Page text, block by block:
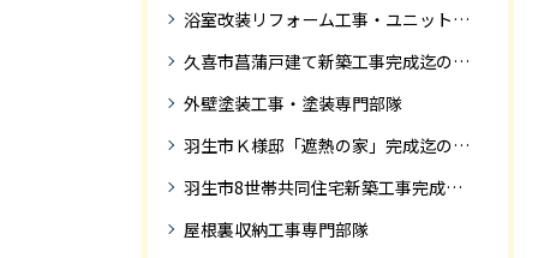
浴室改装リフォーム工事・ユニットバス専門部隊
久喜市菖蒲戸建て新築工事完成迄の紹介
外壁塗装工事・塗装専門部隊
羽生市Ｋ様邸「遮熱の家」完成迄の紹介です
羽生市8世帯共同住宅新築工事完成迄の紹介
屋根裏収納工事専門部隊